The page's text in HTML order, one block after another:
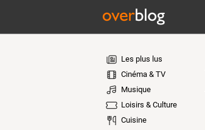
Les plus lus
Cinéma & TV
Musique
Loisirs & Culture
Cuisine